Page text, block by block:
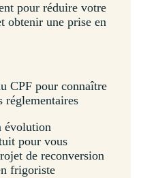
pour réduire votre
obtenir une prise en
CPF pour connaître
réglementaires
évolution
pour vous
de reconversion
frigoriste